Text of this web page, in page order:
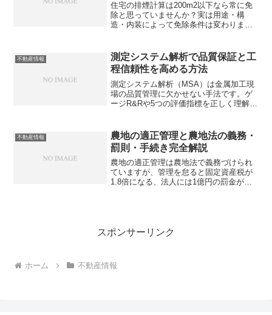
住宅の排煙計算は200m2以下なら常に免
除と思っていませんか？実は用途・構
造・内装によって免除条件は変わりま
不動産情報
測定システム解析で品質保証と工
程信頼性を高める方法
測定システム解析（MSA）は金属加工現
場の品質管理に欠かせない手法です。ゲ
ージR&Rや5つの評価指標を正しく理解・
の測定システムは本当に信頼できます
か？
不動産情報
農地の適正管理と農地法の義務・
罰則・手続き完全解説
農地の適正管理は農地法で義務づけられ
ていますが、管理を怠ると固定資産税が
1.8倍になる、法人には1億円の罰金が科
スポンサーリンク
ホーム 不動産情報